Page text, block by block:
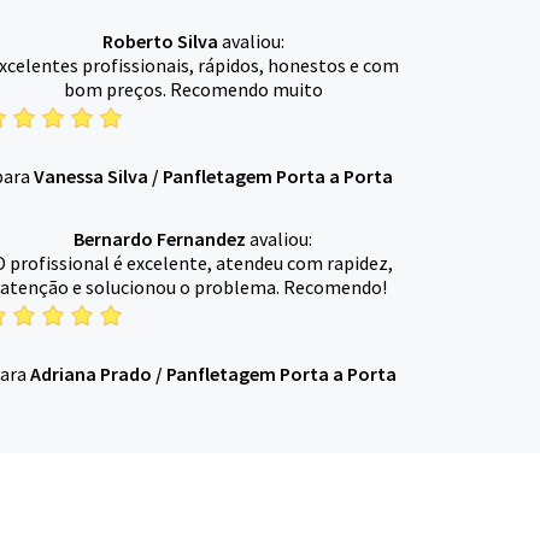
Roberto Silva avaliou:
profissionais, rápidos, honestos e com
bom preços. Recomendo muito
Vanessa Silva / Panfletagem Porta a Porta
Bernardo Fernandez avaliou:
profissional é excelente, atendeu com rapidez,
atenção e solucionou o problema. Recomendo!
Adriana Prado / Panfletagem Porta a Porta